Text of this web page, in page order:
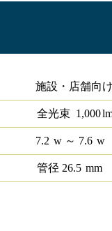
施設・店舗向
全光束 1,000
7.2 w～ 7.6 w
管径 26.5 mm